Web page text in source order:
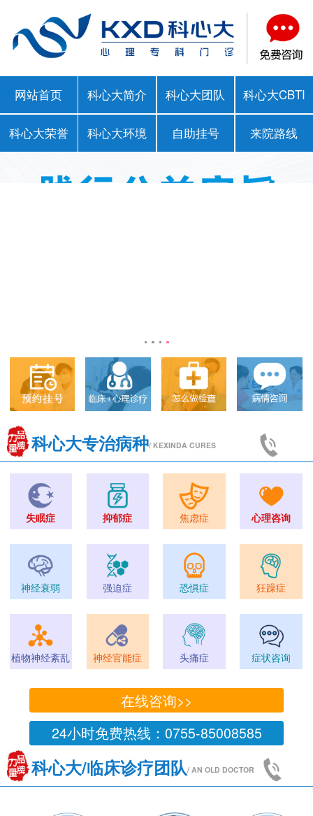
网站首页 科心大简介 科心大团队 科心大CBTI
科心大荣誉 科心大环境 自助挂号 来院路线
科心大专治病种/ KEXINDA CURES
失眠症 抑郁症 焦虑症 心理咨询
神经衰弱 强迫症 恐惧症 狂躁症
植物神经紊乱 神经官能症 头痛症 症状咨询
在线咨询>>
24小时免费热线：0755-85008585
科心大/临床诊疗团队/ AN OLD DOCTOR